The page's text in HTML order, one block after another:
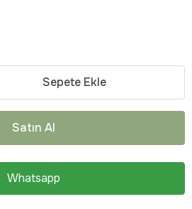
Sepete Ekle
Satın Al
Whatsapp